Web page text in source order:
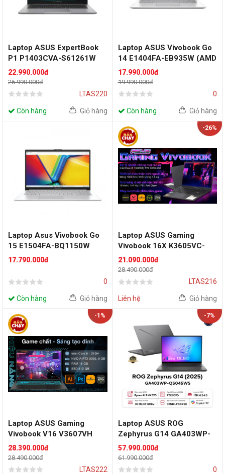
Laptop ASUS ExpertBook
P1 P1403CVA-S61261W
(Intel Core i7-13620H | Intel
UHD | 14 inch FHD | 16GB |
1TB | Win 11)
22.990.000đ
26.990.000đ
LTAS220
Còn hàng Giỏ hàng
Laptop ASUS Vivobook Go
14 E1404FA-EB935W (AMD
Mendocino R5 | AMD
Radeon Graphics | 14.0-
inch FHD | 16GB | 512GB |
17.990.000đ
19.990.000đ
0
Còn hàng Giỏ hàng
Laptop Asus Vivobook Go
15 E1504FA-BQ1150W
(Ryzen 5 7520U | 16GB |
AMD Radeon Graphics |
17.790.000đ
0
Còn hàng Giỏ hàng
-26%
Laptop ASUS Gaming
Vivobook 16X K3605VC-
RP431W (Intel Core i5-
13420H | RTX 3050 4GB |
16 inch WUXGA IPS | 16GB
21.090.000đ
28.490.000đ
LTAS216
Liên hệ Giỏ hàng
-1%
Laptop ASUS Gaming
Vivobook V16 V3607VH
(Intel Core 5 210H | RTX
5050 8GB | 16 inch WUXGA
144Hz | 16GB | 512GB | Win
28.390.000đ
28.490.000đ
LTAS222
-7%
Laptop ASUS ROG
Zephyrus G14 GA403WP-
QS045WS (AMD Ryzen AI 9
HX 370 | RTX5070 | 14 inch
3K 120Hz 3K OLED | 32GB |
57.990.000đ
61.990.000đ
0